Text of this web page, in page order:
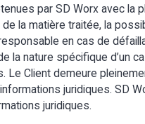
par SD Worx avec la
la matière traitée, la
en cas de
la nature spécifique d’un
Le Client demeure
juridiques. SD
juridiques.